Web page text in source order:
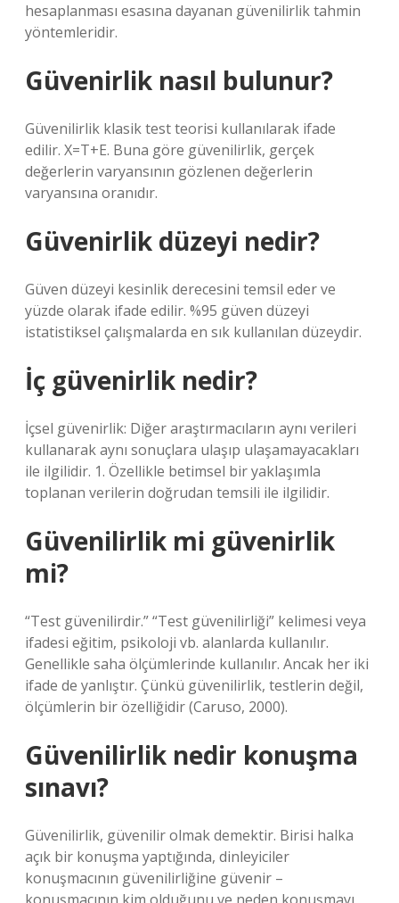
hesaplanması esasına dayanan güvenilirlik tahmin
yöntemleridir.
Güvenirlik nasıl bulunur?
Güvenilirlik klasik test teorisi kullanılarak ifade
edilir. X=T+E. Buna göre güvenilirlik, gerçek
değerlerin varyansının gözlenen değerlerin
varyansına oranıdır.
Güvenirlik düzeyi nedir?
Güven düzeyi kesinlik derecesini temsil eder ve
yüzde olarak ifade edilir. %95 güven düzeyi
istatistiksel çalışmalarda en sık kullanılan düzeydir.
İç güvenirlik nedir?
İçsel güvenirlik: Diğer araştırmacıların aynı verileri
kullanarak aynı sonuçlara ulaşıp ulaşamayacakları
ile ilgilidir. 1. Özellikle betimsel bir yaklaşımla
toplanan verilerin doğrudan temsili ile ilgilidir.
Güvenilirlik mi güvenirlik
mi?
“Test güvenilirdir.” “Test güvenilirliği” kelimesi veya
ifadesi eğitim, psikoloji vb. alanlarda kullanılır.
Genellikle saha ölçümlerinde kullanılır. Ancak her iki
ifade de yanlıştır. Çünkü güvenilirlik, testlerin değil,
ölçümlerin bir özelliğidir (Caruso, 2000).
Güvenilirlik nedir konuşma
sınavı?
Güvenilirlik, güvenilir olmak demektir. Birisi halka
açık bir konuşma yaptığında, dinleyiciler
konuşmacının güvenilirliğine güvenir –